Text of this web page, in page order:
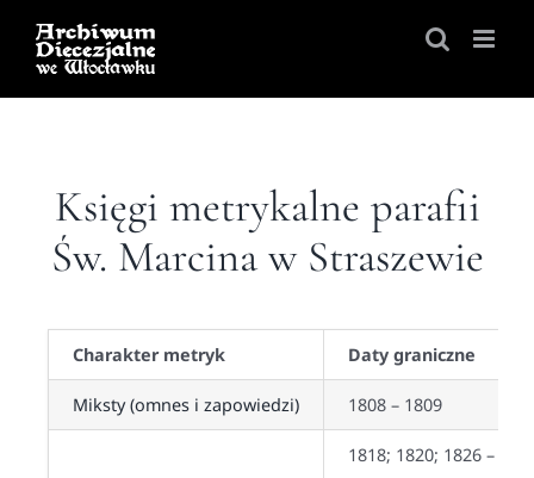
Skip
content
Księgi metrykalne parafii
Św. Marcina w Straszewie
Charakter metryk Daty graniczne
Miksty (omnes i zapowiedzi) 1808 – 1809
1818; 1820; 1826 –